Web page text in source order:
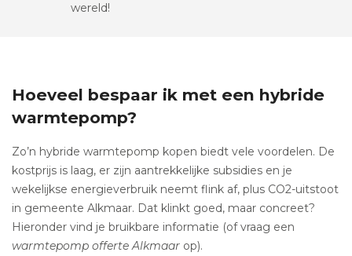
wereld!
Hoeveel bespaar ik met een hybride
warmtepomp?
Zo’n hybride warmtepomp kopen biedt vele voordelen. De
kostprijs is laag, er zijn aantrekkelijke subsidies en je
wekelijkse energieverbruik neemt flink af, plus CO2-uitstoot
in gemeente Alkmaar. Dat klinkt goed, maar concreet?
Hieronder vind je bruikbare informatie (of vraag een
warmtepomp offerte Alkmaar op).